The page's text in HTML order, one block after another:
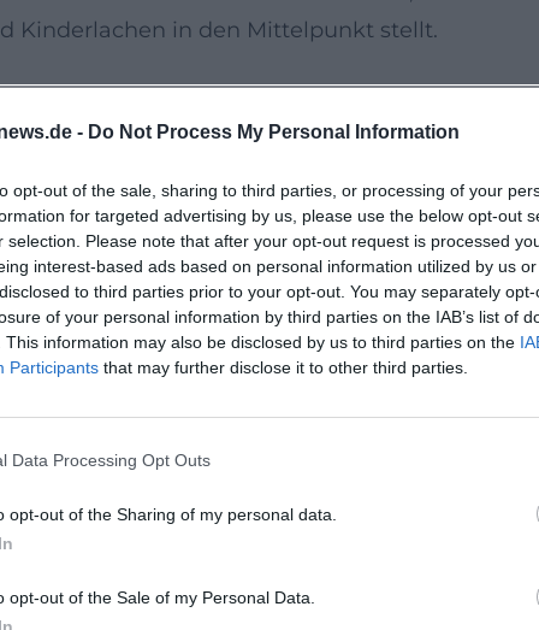
- Do Not Process My Personal Information
opt-out of the sale, sharing to third parties, or processing of your
for targeted advertising by us, please use the below opt-out
selection. Please note that after your opt-out request is processed
interest-based ads based on personal information utilized by us
to third parties prior to your opt-out. You may separately
of your personal information by third parties on the IAB’s list of
This information may also be disclosed by us to third parties on the
Participants that may further disclose it to other third parties.
Data Processing Opt Outs
opt-out of the Sharing of my personal data.
opt-out of the Sale of my Personal Data.
Kinderlachen in den Mittelpunkt stellt.
abwechslungsreiche Sportstunde besonders
abgestimmt und bietet einen sicheren
Mitmachen. Sportbekleidung und
bewegen können und direkt startklar sind.
Turnerschaft in Bayreuth. Laut
ein eigener Parkplatz, ein barrierefreies
Familien bei einer entspannten
pädagogischen Mehrwert und ein positives
Stärken, erleben faire Bewegungsspiele und
Hause. Wer ein kostenloses
hier den passenden Termin.